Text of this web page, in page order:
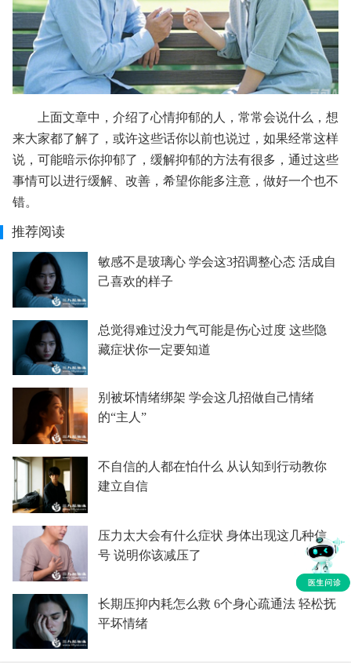
上面文章中，介绍了心情抑郁的人，常常会说什么，想
来大家都了解了，或许这些话你以前也说过，如果经常这样
说，可能暗示你抑郁了，缓解抑郁的方法有很多，通过这些
事情可以进行缓解、改善，希望你能多注意，做好一个也不
错。
推荐阅读
敏感不是玻璃心 学会这3招调整心态 活成自
己喜欢的样子
总觉得难过没力气可能是伤心过度 这些隐
藏症状你一定要知道
别被坏情绪绑架 学会这几招做自己情绪
的“主人”
不自信的人都在怕什么 从认知到行动教你
建立自信
压力太大会有什么症状 身体出现这几种信
号 说明你该减压了
长期压抑内耗怎么救 6个身心疏通法 轻松抚
平坏情绪